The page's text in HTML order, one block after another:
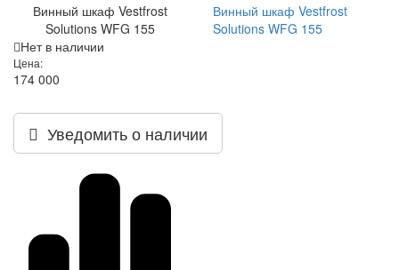
Винный шкаф Vestfrost
Solutions WFG 155
Винный шкаф Vestfrost
Solutions WFG 155
Нет в наличии
Цена:
174 000
Уведомить о наличии